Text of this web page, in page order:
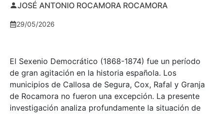
JOSÉ ANTONIO ROCAMORA ROCAMORA
29/05/2026
El Sexenio Democrático (1868-1874) fue un período
de gran agitación en la historia española. Los
municipios de Callosa de Segura, Cox, Rafal y Granja
de Rocamora no fueron una excepción. La presente
investigación analiza profundamente la situación de